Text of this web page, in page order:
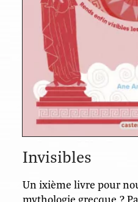
Invisibles
Un ixième livre pour